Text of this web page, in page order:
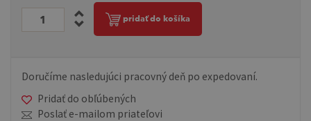
pridať do košíka
Doručíme nasledujúci pracovný deň po expedovaní.
Pridať do obľúbených
Poslať e-mailom priateľovi